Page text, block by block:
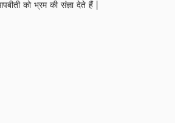
को भ्रम की संज्ञा देते हैं |